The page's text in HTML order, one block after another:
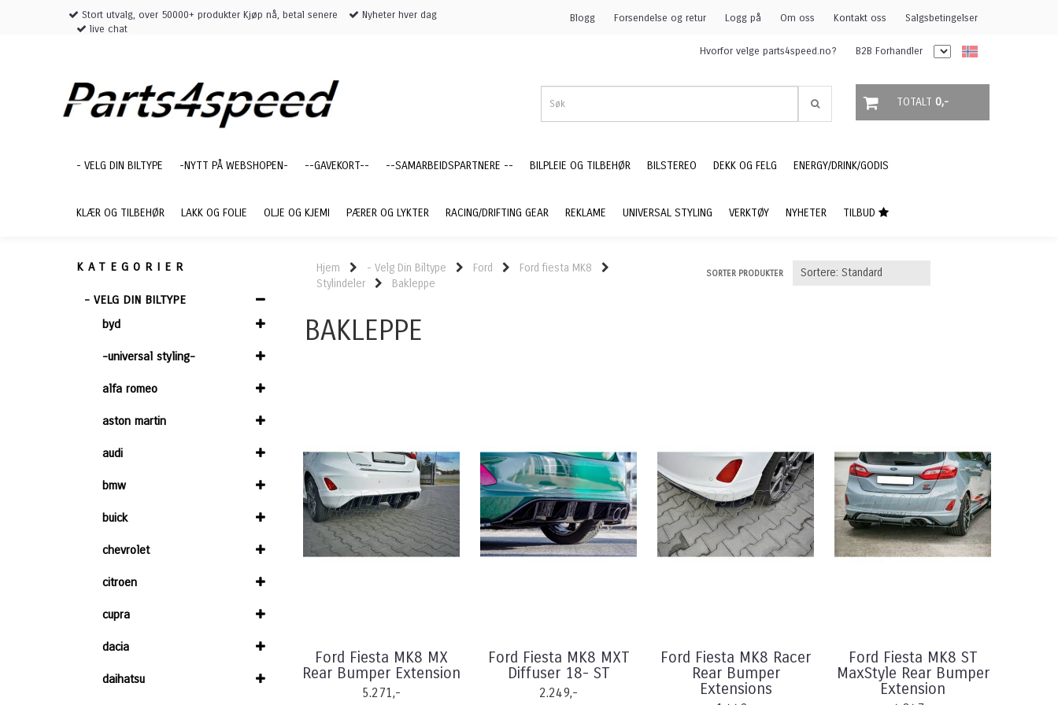
Stort utvalg, over 50000+ produkter Kjøp nå, betal senere
Nyheter hver dag
live chat
Blogg Forsendelse og retur Logg på Om oss Kontakt oss Salgsbetingelser
Hvorfor velge parts4speed.no? B2B Forhandler
TOTALT 0,-
- VELG DIN BILTYPE -NYTT PÅ WEBSHOPEN- --GAVEKORT-- --SAMARBEIDSPARTNERE -- BILPLEIE OG TILBEHØR BILSTEREO DEKK OG FELG ENERGY/DRINK/GODIS
KLÆR OG TILBEHØR LAKK OG FOLIE OLJE OG KJEMI PÆRER OG LYKTER RACING/DRIFTING GEAR REKLAME UNIVERSAL STYLING VERKTØY NYHETER TILBUD
KATEGORIER
- VELG DIN BILTYPE
byd
-universal styling-
alfa romeo
aston martin
audi
bmw
buick
chevrolet
citroen
cupra
dacia
daihatsu
Hjem - Velg Din Biltype Ford
Ford fiesta MK8
Stylindeler
Bakleppe
SORTER PRODUKTER
BAKLEPPE
Ford Fiesta MK8 MX
Rear Bumper Extension
5.271,-
Ford Fiesta MK8 MXT
Diffuser 18- ST
2.249,-
Ford Fiesta MK8 Racer
Rear Bumper
Extensions
Ford Fiesta MK8 ST
MaxStyle Rear Bumper
Extension